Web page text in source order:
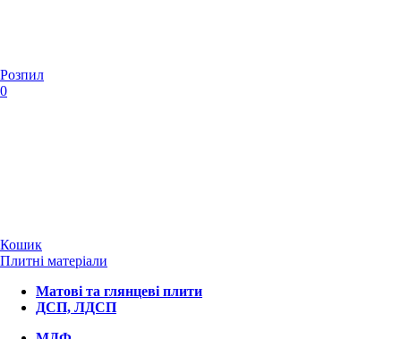
Розпил
0
Кошик
Плитні матеріали
Матові та глянцеві плити
ДСП, ЛДСП